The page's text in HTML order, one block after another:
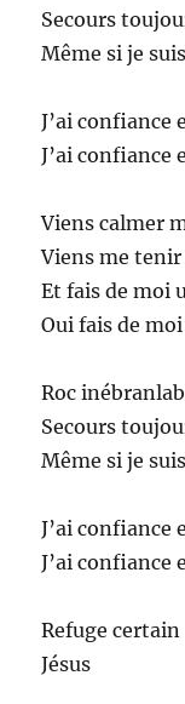
Secours
Même si je
J’ai confiance
J’ai confiance
Viens calmer
Viens me
Et fais de moi
Oui fais de
Roc
Secours
Même si je
J’ai confiance
J’ai confiance
Refuge certain
Jésus